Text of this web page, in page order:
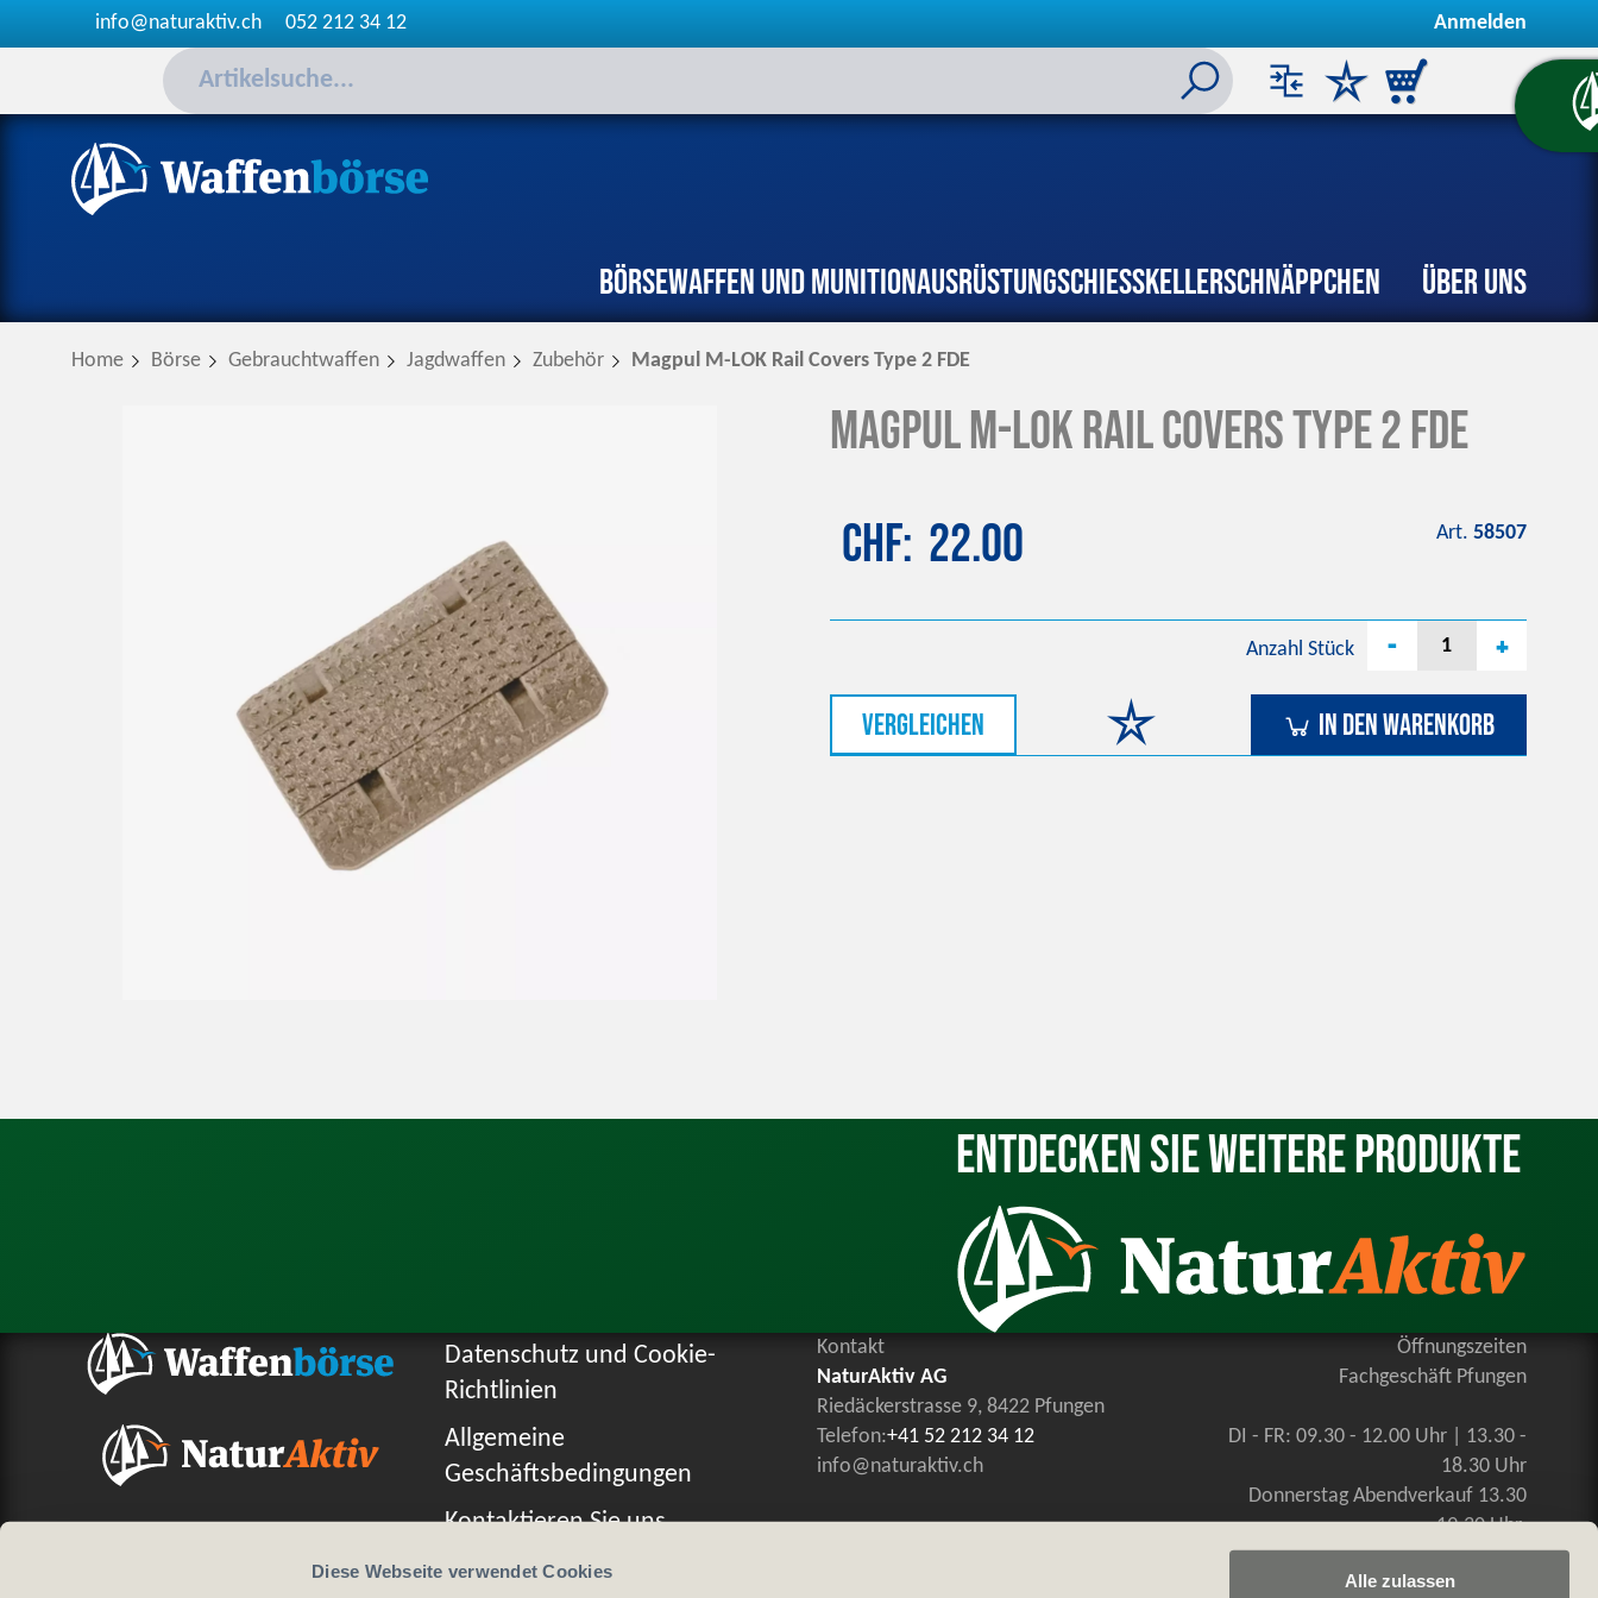
Diese Webseite verwendet Cookies
Alle zulassen
info@naturaktiv.ch 052 212 34 12 Anmelden
BörseWaffen und MunitionAusrüstungSchiesskellerSchnäppchen Über uns
Home Börse Gebrauchtwaffen Jagdwaffen Zubehör Magpul M-LOK Rail Covers Type 2 FDE
Magpul M-LOK Rail Covers Type 2 FDE
CHF 22.00 Art. 58507
vergleichen
Anzahl Stück - +
In den Warenkorb
Entdecken Sie weitere Produkte
Datenschutz und Cookie-
Richtlinien
Allgemeine
Geschäftsbedingungen
Kontaktieren Sie uns
Kontakt
NaturAktiv AG
Riedäckerstrasse 9, 8422 Pfungen
Telefon:+41 52 212 34 12
info@naturaktiv.ch
Öffnungszeiten
Fachgeschäft Pfungen
DI - FR: 09.30 - 12.00 Uhr | 13.30 -
18.30 Uhr
Donnerstag Abendverkauf 13.30
-19.30 Uhr
SA: 09.00 - 16.00 Uhr, durchgehend